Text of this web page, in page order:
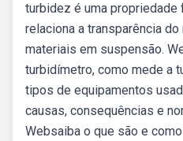
turbidez é uma
relaciona a transparência
materiais em suspensão.
turbidímetro, como mede a
tipos de equipamentos
causas, consequências e
Websaiba o que são e